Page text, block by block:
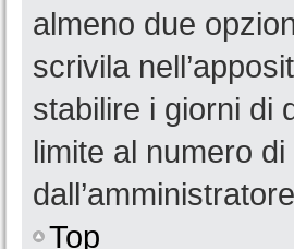
almeno due
scrivila
stabilire i giorni di
limite al numero
Top